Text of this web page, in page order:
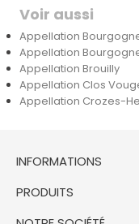
Voir aussi
Appellation
Appellation
Appellation Brouilly
Appellation Clos
Appellation Crozes-
INFORMATIONS
PRODUITS